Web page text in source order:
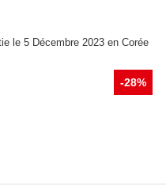
le 5 Décembre 2023 en Corée
-28%